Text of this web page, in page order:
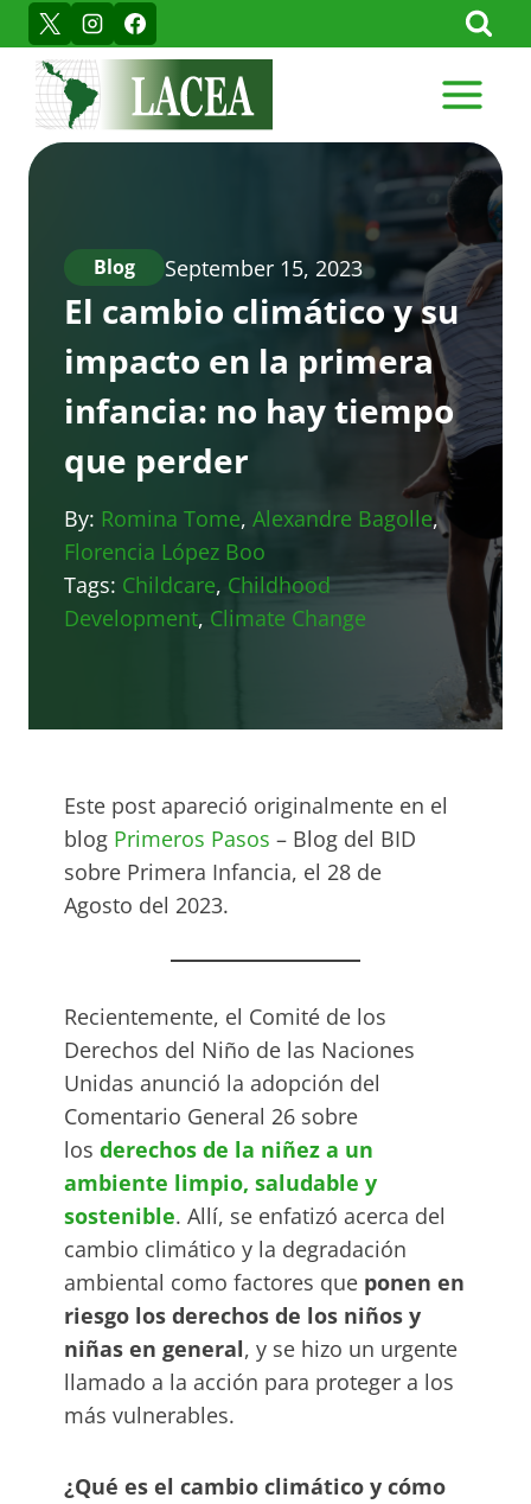
Skip
to
content
Blog September 15, 2023
El cambio climático y su
impacto en la primera
infancia: no hay tiempo
que perder
By: Romina Tome, Alexandre Bagolle,
Florencia López Boo
Tags: Childcare, Childhood
Development, Climate Change
Este post apareció originalmente en el
blog Primeros Pasos – Blog del BID
sobre Primera Infancia, el 28 de
Agosto del 2023.
Recientemente, el Comité de los
Derechos del Niño de las Naciones
Unidas anunció la adopción del
Comentario General 26 sobre
los derechos de la niñez a un
ambiente limpio, saludable y
sostenible. Allí, se enfatizó acerca del
cambio climático y la degradación
ambiental como factores que ponen en
riesgo los derechos de los niños y
niñas en general, y se hizo un urgente
llamado a la acción para proteger a los
más vulnerables.
¿Qué es el cambio climático y cómo